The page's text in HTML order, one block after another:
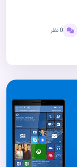
0 نظر